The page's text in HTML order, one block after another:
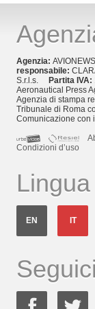
Agenzia:
responsabile:
S.r.l.s.
Partita IVA:
Aeronautical Press
Agenzia di stampa
Tribunale di Roma
Comunicazione con
Condizioni d’uso
Lingua
EN IT